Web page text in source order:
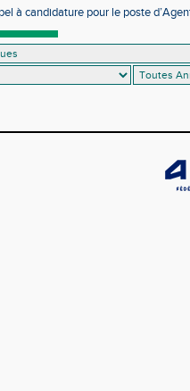
à candidature pour le poste